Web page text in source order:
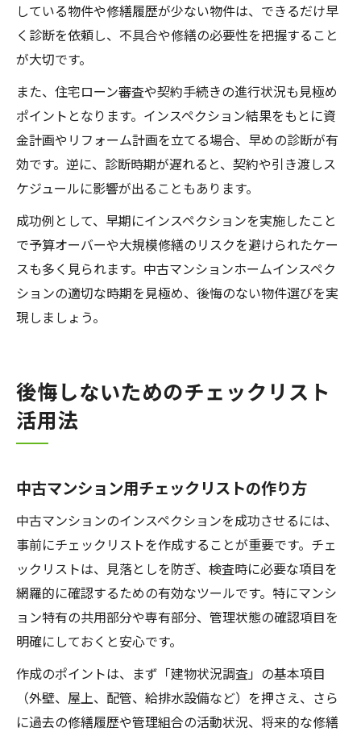
している物件や修繕履歴が少ない物件は、できるだけ早
く診断を依頼し、不具合や修繕の必要性を把握すること
が大切です。
また、住宅ローン審査や契約手続きの進行状況も見極め
ポイントとなります。インスペクション結果をもとに資
金計画やリフォーム計画を立てる場合、早めの診断が有
効です。逆に、診断時期が遅れると、契約や引き渡しス
ケジュールに影響が出ることもあります。
成功例として、早期にインスペクションを実施したこと
で予算オーバーや大規模修繕のリスクを避けられたケー
スも多く見られます。中古マンションホームインスペク
ションの適切な時期を見極め、後悔のない物件選びを実
現しましょう。
後悔しないためのチェックリスト
活用法
中古マンション用チェックリストの作り方
中古マンションのインスペクションを成功させるには、
事前にチェックリストを作成することが重要です。チェ
ックリストは、見落としを防ぎ、検査時に必要な項目を
網羅的に確認するための有効なツールです。特にマンシ
ョン特有の共用部分や専有部分、管理状態の確認項目を
明確にしておくと安心です。
作成のポイントは、まず「建物状況調査」の基本項目
（外壁、屋上、配管、給排水設備など）を押さえ、さら
に過去の修繕履歴や管理組合の活動状況、将来的な修繕